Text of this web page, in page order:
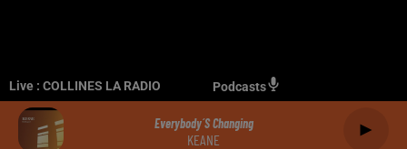
Live : COLLINES LA RADIO Podcasts
Everybody´s Changing
KEANE